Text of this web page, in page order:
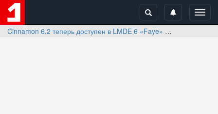
Cinnamon 6.2 теперь доступен в LMDE 6 «Faye»